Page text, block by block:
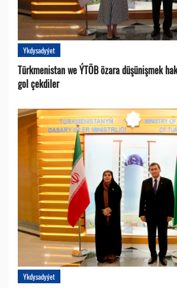
Ykdysadyýet
Türkmenistan we ÝTÖB özara düşünişmek
gol çekdiler
Ykdysadyýet